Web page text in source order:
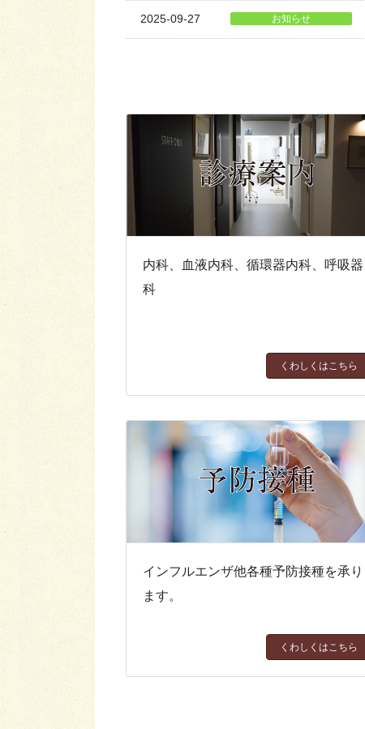
2025-09-27 お知らせ
内科、血液内科、循環器内科、呼吸器
科
くわしくはこちら
インフルエンザ他各種予防接種を承り
ます。
くわしくはこちら